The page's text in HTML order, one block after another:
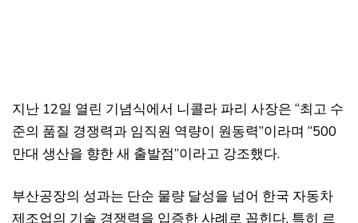
지난 12일 열린 기념식에서 니콜라 파리 사장은 “최고 수
준의 품질 경쟁력과 임직원 역량이 원동력”이라며 “500
만대 생산을 향한 새 출발점”이라고 강조했다.
부산공장의 성과는 단순 물량 달성을 넘어 한국 자동차
제조업의 기술 경쟁력을 입증한 사례로 꼽힌다. 특히 르